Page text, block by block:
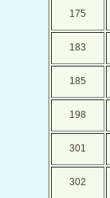
175
183
185
198
301
302